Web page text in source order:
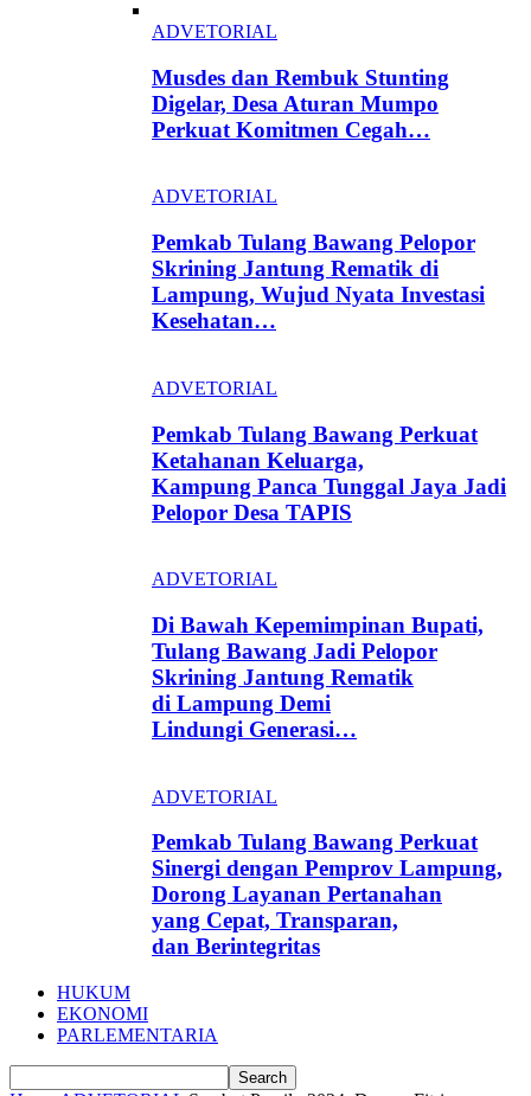
ADVETORIAL
Musdes dan Rembuk Stunting
Digelar, Desa Aturan Mumpo
Perkuat Komitmen Cegah…
ADVETORIAL
Pemkab Tulang Bawang Pelopor
Skrining Jantung Rematik di
Lampung, Wujud Nyata Investasi
Kesehatan…
ADVETORIAL
Pemkab Tulang Bawang Perkuat
Ketahanan Keluarga,
Kampung Panca Tunggal Jaya Jadi
Pelopor Desa TAPIS
ADVETORIAL
Di Bawah Kepemimpinan Bupati,
Tulang Bawang Jadi Pelopor
Skrining Jantung Rematik
di Lampung Demi
Lindungi Generasi…
ADVETORIAL
Pemkab Tulang Bawang Perkuat
Sinergi dengan Pemprov Lampung,
Dorong Layanan Pertanahan
yang Cepat, Transparan,
dan Berintegritas
HUKUM
EKONOMI
PARLEMENTARIA